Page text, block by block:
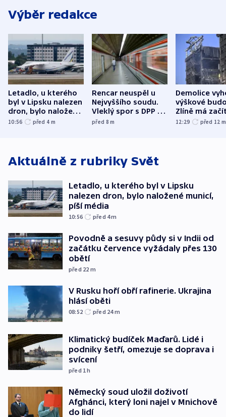
Výběr redakce
Letadlo, u kterého
byl v Lipsku nalezen
dron, bylo naložené
municí, píší média
10:56 před 4 m
Rencar neuspěl u
Nejvyššího soudu.
Vleklý spor s DPP o
reklamní plochu
před 8m
Demolice
výškové
Zlíně má
odpoledne
12:29 před 12 m
Aktuálně z rubriky Svět
Letadlo, u kterého byl v Lipsku
nalezen dron, bylo naložené municí,
píší média
10:56 před 4m
Povodně a sesuvy půdy si v Indii od
začátku července vyžádaly přes 130
obětí
před 22 m
V Rusku hoří obří rafinerie. Ukrajina
hlásí oběti
08:52 před 24m
Klimatický budíček Maďarů. Lidé i
podniky šetří, omezuje se doprava i
svícení
před 1h
Německý soud uložil doživotí
Afghánci, který loni najel v Mnichově
do lidí